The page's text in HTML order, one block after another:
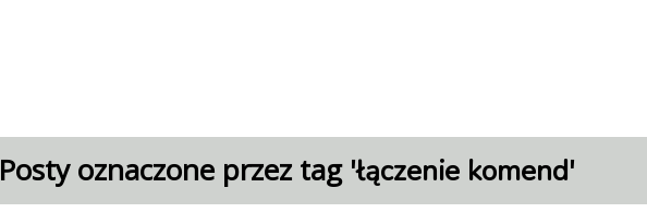
Posty oznaczone przez tag 'łączenie komend'